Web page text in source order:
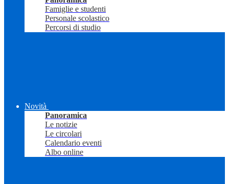
Famiglie e studenti
Personale scolastico
Percorsi di studio
Novità
Panoramica
Le notizie
Le circolari
Calendario eventi
Albo online